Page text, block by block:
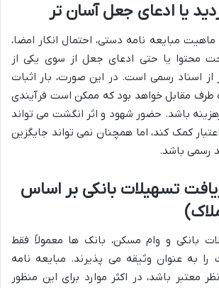
یا ادعای جعل آسان تر
مبایعه نامه دستی، احتمال انکار امضا،
محتوا یا حتی ادعای جعل از سوی یکی از
از اسناد رسمی است. در این صورت، بار اثبات
مقابل خواهد بود که ممکن است فرآیندی
باشد. حضور شهود و اثر انگشت می تواند
کمک کند، اما همچنان نمی تواند جایگزین
رسمی باشد.
تسهیلات بانکی بر اساس
بانکی و وام مسکن، بانک ها معمولاً فقط
را به عنوان وثیقه می پذیرند. مبایعه نامه
معتبر باشد، در اکثر موارد برای این منظور